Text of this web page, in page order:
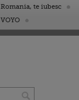
Romania, te iubesc
VOYO